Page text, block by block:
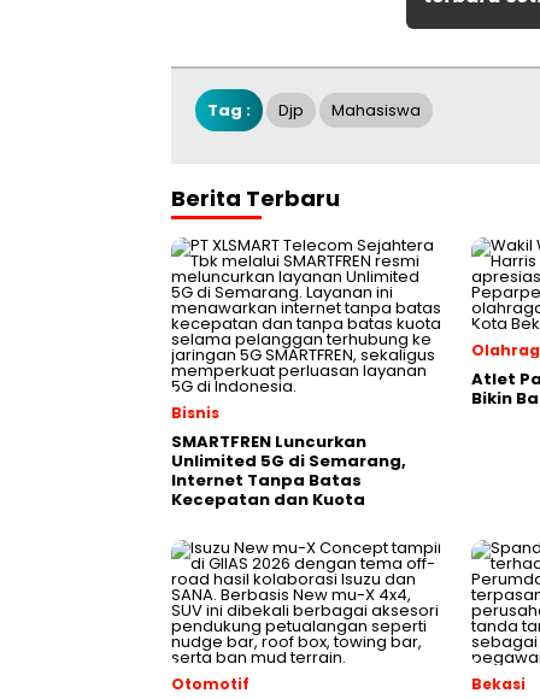
Tag : Djp Mahasiswa
Berita Terbaru
Bisnis
SMARTFREN Luncurkan
Unlimited 5G di Semarang,
Internet Tanpa Batas
Kecepatan dan Kuota
Atlet
Bikin
Otomotif Bekasi